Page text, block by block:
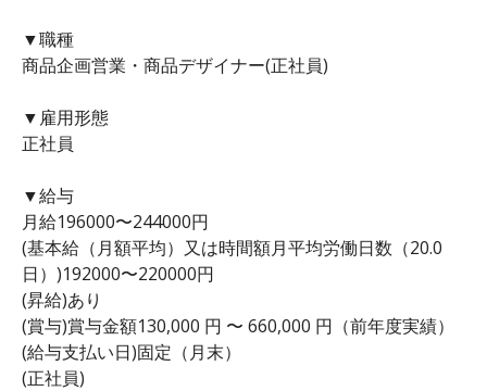
▼職種
商品企画営業・商品デザイナー(正社員)
▼雇用形態
正社員
▼給与
月給196000〜244000円
(基本給（月額平均）又は時間額月平均労働日数（20.0
日）)192000〜220000円
(昇給)あり
(賞与)賞与金額130,000 円 〜 660,000 円（前年度実績）
(給与支払い日)固定（月末）
(正社員)